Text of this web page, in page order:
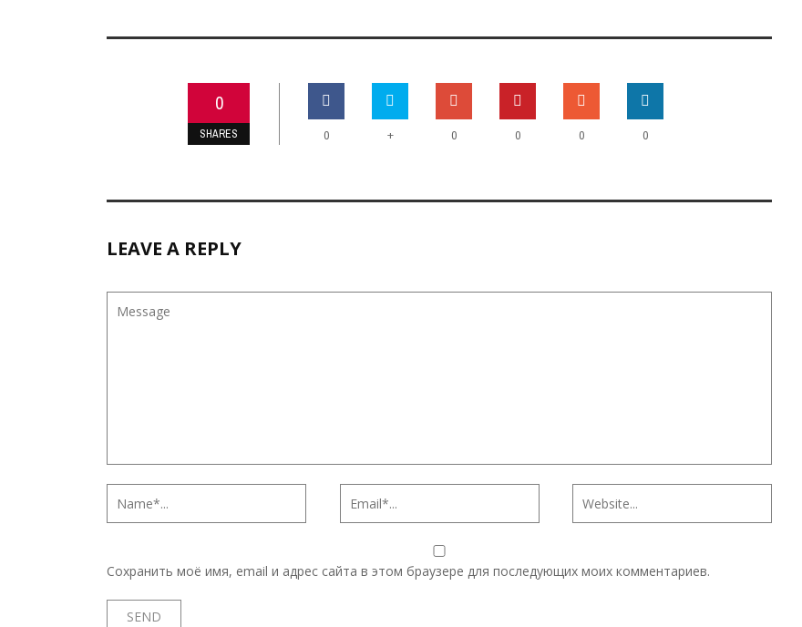
0
SHARES 0 + 0 0 0 0
LEAVE A REPLY
Сохранить моё имя, email и адрес сайта в этом браузере для последующих моих комментариев.